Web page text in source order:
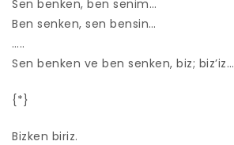
Sen benken, ben senim…
Ben senken, sen bensin…
…..
Sen benken ve ben senken, biz; biz’iz…
{*}
Bizken biriz.